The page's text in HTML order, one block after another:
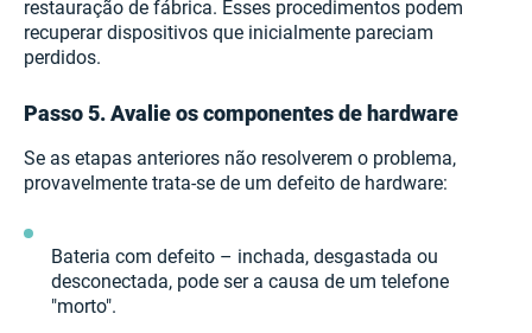
restauração de fábrica. Esses procedimentos podem
recuperar dispositivos que inicialmente pareciam
perdidos.
Passo 5. Avalie os componentes de hardware
Se as etapas anteriores não resolverem o problema,
provavelmente trata-se de um defeito de hardware:
Bateria com defeito – inchada, desgastada ou
desconectada, pode ser a causa de um telefone
"morto".